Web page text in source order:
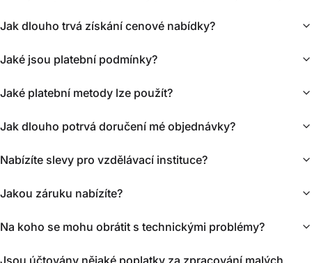
Jak dlouho trvá získání cenové nabídky?
Jaké jsou platební podmínky?
Jaké platební metody lze použít?
Jak dlouho potrvá doručení mé objednávky?
Nabízíte slevy pro vzdělávací instituce?
Jakou záruku nabízíte?
Na koho se mohu obrátit s technickými problémy?
Jsou účtovány nějaké poplatky za zpracování malých